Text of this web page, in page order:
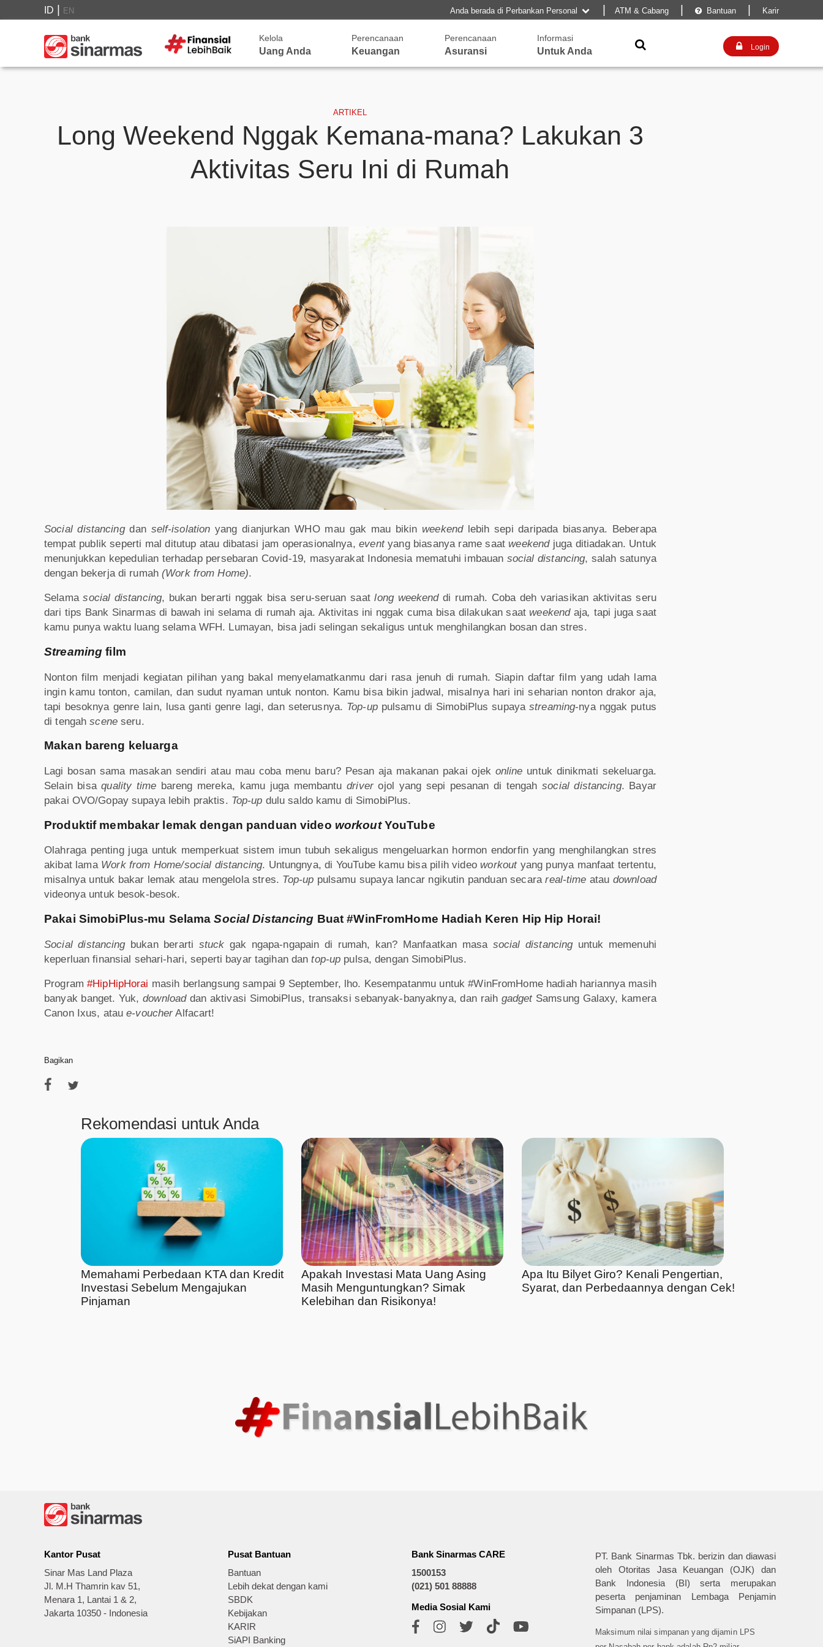
ID EN Anda berada di Perbankan Personal  |ATM & Cabang  Bantuan Karir
Kelola
Uang Anda
Perencanaan
Keuangan
Perencanaan
Asuransi
Informasi
Untuk Anda
  Login
ARTIKEL
Long Weekend Nggak Kemana-mana? Lakukan 3
Aktivitas Seru Ini di Rumah
Social distancingdan self-isolation yang dianjurkan WHO mau gak mau bikin weekendlebih sepi daripada biasanya. Beberapa
tempat publik seperti mal ditutup atau dibatasi jam operasionalnya,eventyang biasanya rame saat weekendjuga ditiadakan. Untuk
menunjukkan kepedulian terhadap persebaran Covid-19, masyarakat Indonesia mematuhi imbauan social distancing, salah satunya
dengan bekerja di rumah (Work from Home).
Selamasocial distancing, bukan berarti nggak bisa seru-seruan saatlong weekenddi rumah. Coba deh variasikan aktivitas seru
dari tips Bank Sinarmas di bawah ini selama di rumah aja. Aktivitas ini nggak cuma bisa dilakukan saat weekendaja, tapi juga saat
kamu punya waktu luang selama WFH. Lumayan, bisa jadi selingan sekaligus untuk menghilangkan bosan dan stres.
Streaming film
Nonton film menjadi kegiatan pilihan yang bakal menyelamatkanmu dari rasa jenuh di rumah. Siapin daftar film yang udah lama
ingin kamu tonton, camilan, dan sudut nyaman untuk nonton. Kamu bisa bikin jadwal, misalnya hari ini seharian nonton drakor aja,
tapi besoknya genre lain, lusa ganti genre lagi, dan seterusnya. Top-uppulsamu di SimobiPlus supayastreaming-nya nggak putus
di tengahsceneseru.
Makan bareng keluarga
Lagi bosan sama masakan sendiri atau mau coba menu baru? Pesan aja makanan pakai ojek online untuk dinikmati sekeluarga.
Selain bisaquality time bareng mereka, kamu juga membantudriverojol yang sepi pesanan di tengahsocial distancing. Bayar
pakai OVO/Gopay supaya lebih praktis. Top-up dulu saldo kamu di SimobiPlus.
Produktif membakar lemak dengan panduan video workoutYouTube
Olahraga penting juga untuk memperkuat sistem imun tubuh sekaligus mengeluarkan hormon endorfin yang menghilangkan stres
akibat lama Work from Home/social distancing. Untungnya, di YouTube kamu bisa pilih video workoutyang punya manfaat tertentu,
misalnya untuk bakar lemak atau mengelola stres. Top-up pulsamu supaya lancar ngikutin panduan secarareal-time atau download
videonya untuk besok-besok.
Pakai SimobiPlus-mu SelamaSocial Distancing Buat #WinFromHome Hadiah Keren Hip Hip Horai!
Social distancingbukan berarti stuck gak ngapa-ngapain di rumah, kan? Manfaatkan masa social distancinguntuk memenuhi
keperluan finansial sehari-hari, seperti bayar tagihan dantop-up pulsa, dengan SimobiPlus.
Program#HipHipHorai masih berlangsung sampai 9 September, lho. Kesempatanmu untuk #WinFromHome hadiah hariannya masih
banyak banget. Yuk,downloaddan aktivasi SimobiPlus, transaksi sebanyak-banyaknya, dan raih gadgetSamsung Galaxy, kamera
Canon Ixus, ataue-voucher Alfacart!
Bagikan
Rekomendasi untuk Anda
Memahami Perbedaan KTA dan Kredit
Investasi Sebelum Mengajukan
Pinjaman
Apakah Investasi Mata Uang Asing
Masih Menguntungkan? Simak
Kelebihan dan Risikonya!
Apa Itu Bilyet Giro? Kenali Pengertian,
Syarat, dan Perbedaannya dengan Cek!
Kantor Pusat
Sinar Mas Land Plaza
Jl. M.H Thamrin kav 51,
Menara 1, Lantai 1 & 2,
Jakarta 10350 - Indonesia
Pusat Bantuan
Bantuan
Lebih dekat dengan kami
SBDK
Kebijakan
KARIR
SiAPI Banking
Bank Sinarmas CARE
1500153
(021) 501 88888
Media Sosial Kami
PT. Bank Sinarmas Tbk. berizin dan diawasi
oleh Otoritas Jasa Keuangan (OJK) dan
Bank Indonesia (BI) serta merupakan
peserta penjaminan Lembaga Penjamin
Simpanan (LPS).
Maksimum nilai simpanan yang dijamin LPS